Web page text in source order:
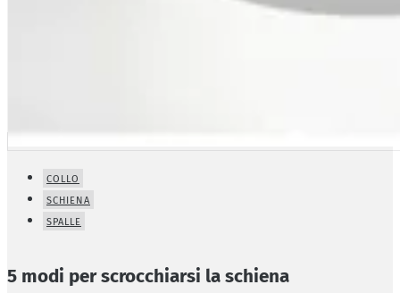
COLLO
SCHIENA
SPALLE
5 modi per scrocchiarsi la schiena